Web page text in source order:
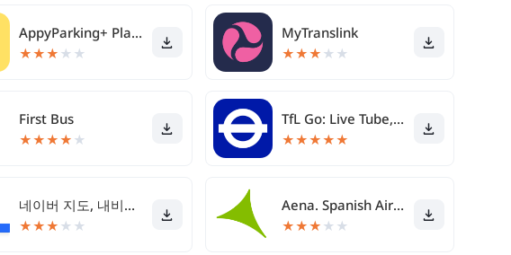
AppyParking+ Plan, Park & Pay
★★★ ★ ★
MyTranslink
★★★ ★ ★
First Bus
★★★★ ★
TfL Go: Live Tube, Bus & Rail
★★★★★
네이버 지도, 내비게이션
★★★ ★ ★
Aena. Spanish Airports.
★★★ ★ ★